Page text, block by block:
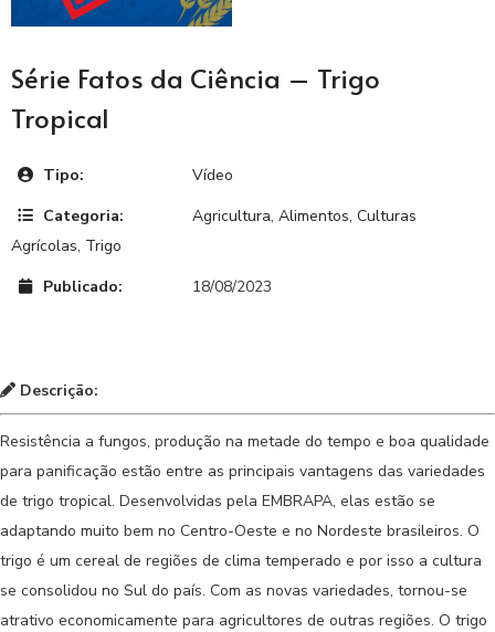
Série Fatos da Ciência – Trigo
Tropical
Tipo:
Vídeo
Categoria:
Agricultura, Alimentos, Culturas
Agrícolas, Trigo
Publicado:
18/08/2023
Descrição:
Resistência a fungos, produção na metade do tempo e boa qualidade
para panificação estão entre as principais vantagens das variedades
de trigo tropical. Desenvolvidas pela EMBRAPA, elas estão se
adaptando muito bem no Centro-Oeste e no Nordeste brasileiros. O
trigo é um cereal de regiões de clima temperado e por isso a cultura
se consolidou no Sul do país. Com as novas variedades, tornou-se
atrativo economicamente para agricultores de outras regiões. O trigo